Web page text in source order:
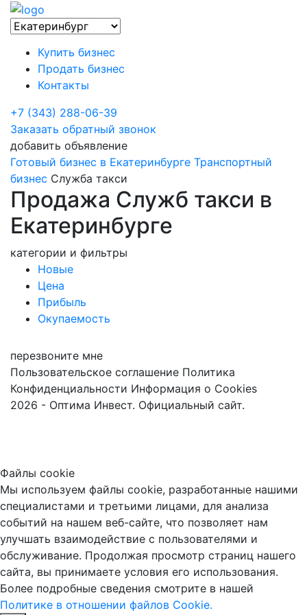
Купить бизнес
Продать бизнес
Контакты
+7 (343) 288-06-39
Заказать обратный звонок
добавить объявление
Готовый бизнес в Екатеринбурге Транспортный
бизнес Служба такси
Продажа Служб такси в
Екатеринбурге
категории и фильтры
Новые
Цена
Прибыль
Окупаемость
перезвоните мне
Пользовательское соглашение Политика
Конфиденциальности Информация о Cookies
2026 - Оптима Инвест. Официальный сайт.
Файлы cookie
Мы используем файлы cookie, разработанные нашими
специалистами и третьими лицами, для анализа
событий на нашем веб-сайте, что позволяет нам
улучшать взаимодействие с пользователями и
обслуживание. Продолжая просмотр страниц нашего
сайта, вы принимаете условия его использования.
Более подробные сведения смотрите в нашей
Политике в отношении файлов Cookie.